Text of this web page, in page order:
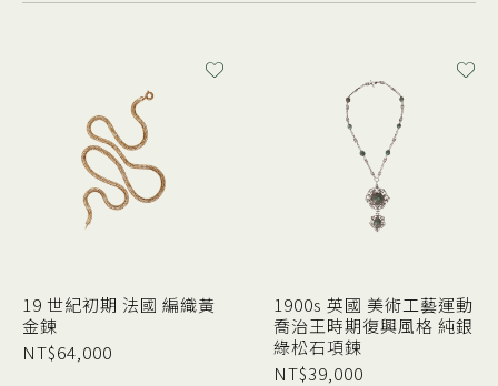
19 世紀初期 法國 編織黃
金鍊
NT$64,000
1900s 英國 美術工藝運動
喬治王時期復興風格 純銀
綠松石項鍊
NT$39,000